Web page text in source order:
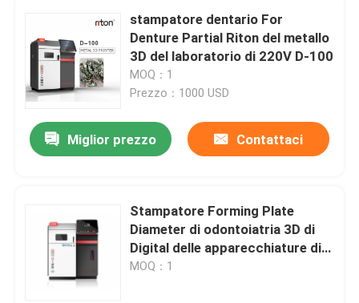
stampatore dentario For
Denture Partial Riton del metallo
3D del laboratorio di 220V D-100
MOQ：1
Prezzo：1000 USD
Miglior prezzo Contattaci
Stampatore Forming Plate
Diameter di odontoiatria 3D di
Digital delle apparecchiature di
stampa del laser 3D 150mm
MOQ：1